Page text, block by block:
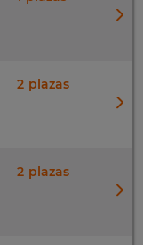
2
2